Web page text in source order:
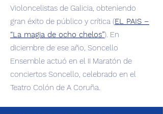
Violoncelistas de Galicia, obteniendo
gran éxito de público y crítica (EL PAIS –
“La magia de ocho chelos”). En
diciembre de ese año, Soncello
Ensemble actuó en el II Maratón de
conciertos Soncello, celebrado en el
Teatro Colón de A Coruña.